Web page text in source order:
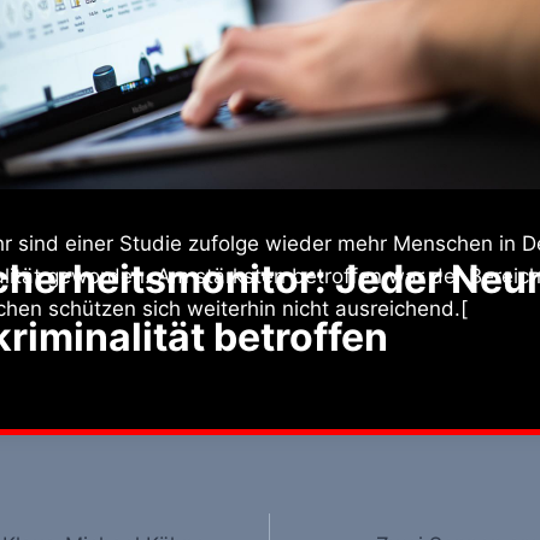
Jeder
betroffen
sind einer Studie zufolge wieder mehr Menschen in
geworden. Am stärksten betroffen war der
schützen sich weiterhin nicht ausreichend.[